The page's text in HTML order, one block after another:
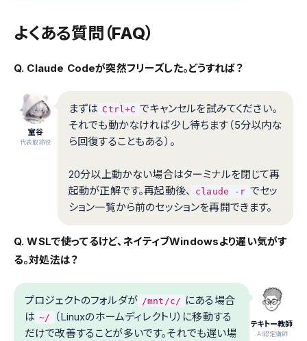
よくある質問（FAQ）
Q. Claude Codeが突然フリーズした。どうすれば？
室谷
代表取締役
まずは Ctrl+C でキャンセルを試みてください。
それでも動かなければ少し待ちます（5分以内な
ら回復することもある）。
20分以上動かない場合はターミナルを閉じて再
起動が正解です。再起動後、
claude -r でセッ
ション一覧から前のセッションを再開できます。
Q. WSLで使ってるけど、ネイティブWindowsより遅い気がす
る。対処法は？
テキトー教師
.AI認定講師
プロジェクトのフォルダが /mnt/c/ にある場合
は ~/
（Linuxのホームディレクトリ）に移動する
だけで改善することが多いです。それでも遅い場